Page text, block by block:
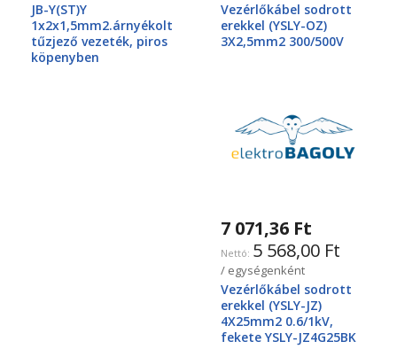
JB-Y(ST)Y
1x2x1,5mm2.árnyékolt
tűzjező vezeték, piros
köpenyben
Vezérlőkábel sodrott
erekkel (YSLY-OZ)
3X2,5mm2 300/500V
7 071,36 Ft
5 568,00 Ft
/ egységenként
Vezérlőkábel sodrott
erekkel (YSLY-JZ)
4X25mm2 0.6/1kV,
fekete YSLY-JZ4G25BK